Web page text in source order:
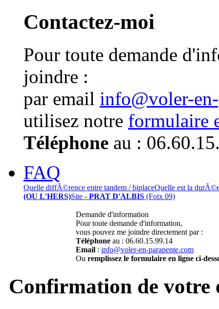
Contactez-moi
Pour toute demande
joindre :
par email info@voler-
utilisez notre formulaire
Téléphone au :
FAQ
Quelle diffÃ©rence entre tandem / biplaceQuelle est la
(OU L'HERS)Site - PRAT D'ALBIS (Foix 09)
Demande d'information
Pour toute demande d'information,
vous pouvez me joindre directement par :
Téléphone au : 06.60.15.99.14
Email : info@voler-en-parapente.com
Ou remplissez le formulaire en ligne ci-
Confirmation de votre